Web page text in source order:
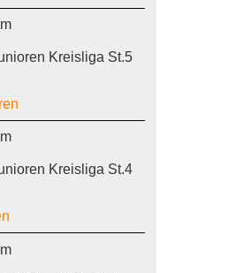
Kreisliga St.5
Kreisliga St.4